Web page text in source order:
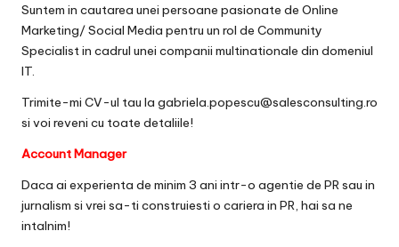
Suntem in cautarea unei persoane pasionate de Online
Marketing/ Social Media pentru un rol de Community
Specialist in cadrul unei companii multinationale din domeniul
IT.
Trimite-mi CV-ul tau la gabriela.popescu@salesconsulting.ro
si voi reveni cu toate detaliile!
Account Manager
Daca ai experienta de minim 3 ani intr-o agentie de PR sau in
jurnalism si vrei sa-ti construiesti o cariera in PR, hai sa ne
intalnim!